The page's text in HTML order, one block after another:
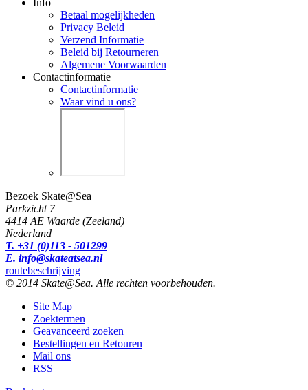
Betaal mogelijkheden
Privacy Beleid
Verzend Informatie
Beleid bij Retourneren
Algemene Voorwaarden
Contactinformatie
Contactinformatie
Waar vind u ons?
Bezoek Skate@Sea
Parkzicht 7
4414 AE Waarde (Zeeland)
Nederland
T. +31 (0)113 - 501299
E. info@skateatsea.nl
routebeschrijving
© 2014 Skate@Sea. Alle rechten voorbehouden.
Site Map
Zoektermen
Geavanceerd zoeken
Bestellingen en Retouren
Mail ons
RSS